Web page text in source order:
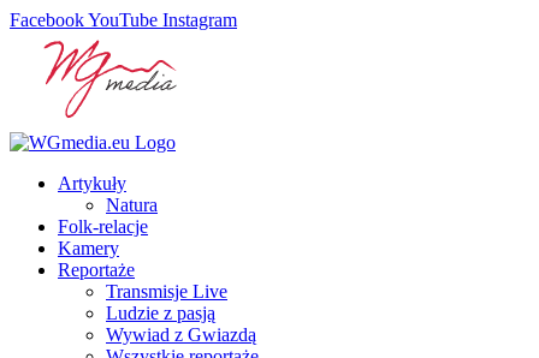
FacebookYouTube Instagram
Artykuły
Natura
Folk-relacje
Kamery
Reportaże
Transmisje Live
Ludzie z pasją
Wywiad z Gwiazdą